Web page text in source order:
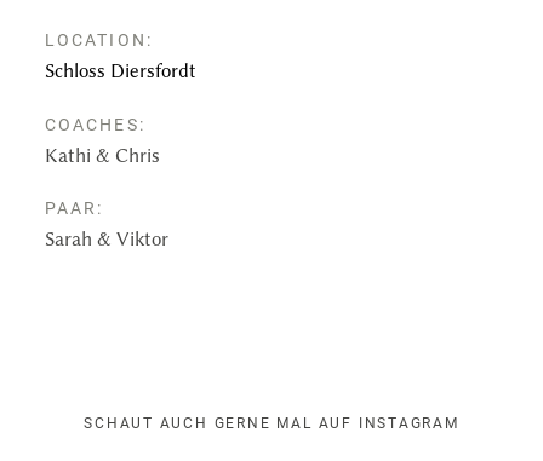
LOCATION:
Schloss Diersfordt
COACHES:
Kathi & Chris
PAAR:
Sarah & Viktor
SCHAUT AUCH GERNE MAL AUF INSTAGRAM